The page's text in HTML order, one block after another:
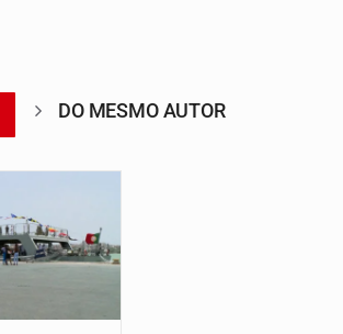
DO MESMO AUTOR